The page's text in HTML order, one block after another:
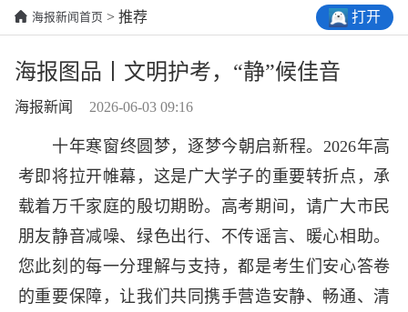
海报新闻首页 > 推荐 打开
海报图品丨文明护考，“静”候佳音
海报新闻 2026-06-03 09:16
十年寒窗终圆梦，逐梦今朝启新程。2026年高
考即将拉开帷幕，这是广大学子的重要转折点，承
载着万千家庭的殷切期盼。高考期间，请广大市民
朋友静音减噪、绿色出行、不传谣言、暖心相助。
您此刻的每一分理解与支持，都是考生们安心答卷
的重要保障，让我们共同携手营造安静、畅通、清